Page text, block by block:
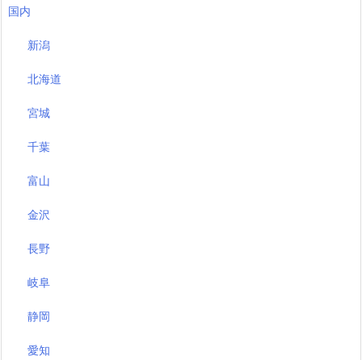
国内
新潟
北海道
宮城
千葉
富山
金沢
長野
岐阜
静岡
愛知